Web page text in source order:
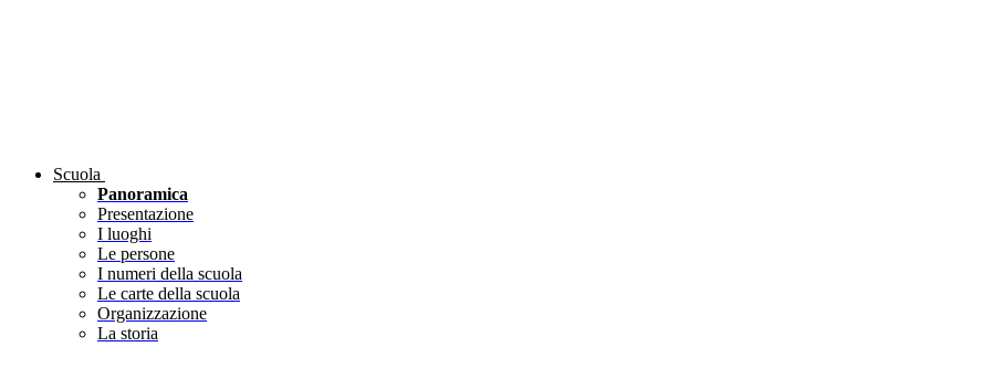
Scuola
Panoramica
Presentazione
I luoghi
Le persone
I numeri della scuola
Le carte della scuola
Organizzazione
La storia